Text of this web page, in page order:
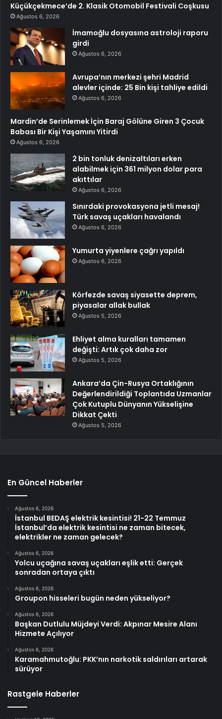
Küçükçekmece’de 2. Klasik Otomobil Festivali Coşkusu
Ağustos 6, 2026
İmamoğlu dosyasına astroloji raporu
girdi
Ağustos 6, 2026
Avrupa’nın merkezi şehri Madrid
alevler içinde: 25 Bin kişi tahliye edildi
Ağustos 6, 2026
Mardin’de Serinlemek İçin Baraj Gölüne Giren 3 Çocuk
Babası Bir Kişi Yaşamını Yitirdi
Ağustos 6, 2026
2 bin tonluk denizaltıları erken
alabilmek için 361 milyon dolar para
akıttılar
Ağustos 6, 2026
Sınırdaki provokasyona jetli mesaj!
Türk savaş uçakları havalandı
Ağustos 6, 2026
Yumurta yiyenlere çağrı yapıldı
Ağustos 6, 2026
Körfezde savaş siyasette deprem,
piyasalar allak bullak
Ağustos 5, 2026
Ehliyet alma kuralları tamamen
değişti: Artık çok daha zor
Ağustos 5, 2026
Ankara’da Çin-Rusya Ortaklığının
Değerlendirildiği Toplantıda Uzmanlar
Çok Kutuplu Dünyanın Yükselişine
Dikkat Çekti
Ağustos 5, 2026
En Güncel Haberler
Ağustos 6, 2026
İstanbul BEDAŞ elektrik kesintisi! 21-22 Temmuz
İstanbul’da elektrik kesintisi ne zaman bitecek,
elektrikler ne zaman gelecek?
Ağustos 6, 2026
Yolcu uçağına savaş uçakları eşlik etti: Gerçek
sonradan ortaya çıktı
Ağustos 6, 2026
Groupon hisseleri bugün neden yükseliyor?
Ağustos 6, 2026
Başkan Dutlulu Müjdeyi Verdi: Akpınar Mesire Alanı
Hizmete Açılıyor
Ağustos 6, 2026
Karamahmutoğlu: PKK’nın narkotik saldırıları artarak
sürüyor
Rastgele Haberler